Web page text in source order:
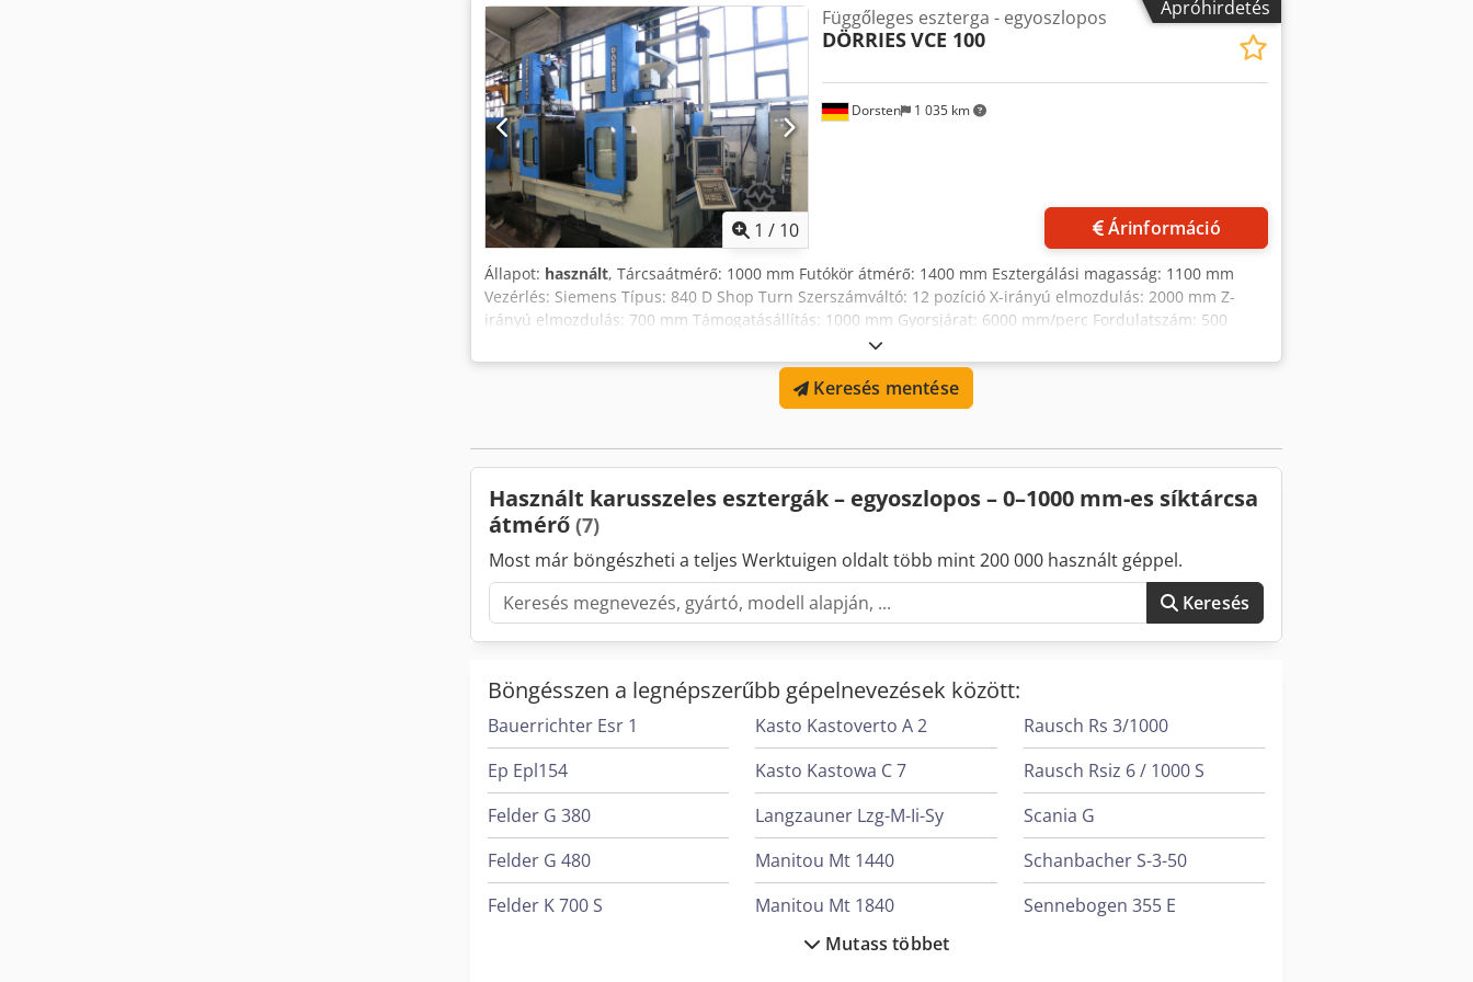
szerszámok Szögletes marófej szerszámtartó tár hűtőfolyadék-egység és forgácsszállító Chedovb Dcaopfx
Afwea *
Apróhirdetés
1 / 10
Dorsten 1 035 km
Függőleges eszterga - egyoszlopos
DÖRRIESVCE 100
Árinformáció
Állapot: használt, Tárcsaátmérő: 1000 mm Futókör átmérő: 1400 mm Esztergálási magasság: 1100 mm
Vezérlés: Siemens Típus: 840 D Shop Turn Szerszámváltó: 12 pozíció X-irányú elmozdulás: 2000 mm Z-
irányú elmozdulás: 700 mm Támogatásállítás: 1000 mm Gyorsjárat: 6000 mm/perc Fordulatszám: 500
ford./perc Teljes teljesítményigény: 62 kW K 234/50822 A gépet 2010-ben a Hering cégnél felújították
Siemens 840 Dsl Shop Turn vezérléssel A műszaki adatok a gyártó vagy az üzemeltető tájékoztatásai, ezért
számunkra kötelezettség nélküliek. A gép közben elkelhet; kizárólag az általános szerződési és értékesítési
feltételeink érvényesek. Rólunk Több mint 400 saját gép raktáron Több mint 15.000 m² raktárterület, 70 t
Hirsch csapata
Keresés mentése
Használt karusszeles esztergák – egyoszlopos – 0–1000 mm-es síktárcsa
átmérő (7)
Most már böngészheti a teljes Werktuigen oldalt több mint 200 000 használt géppel.
Keresés
Böngésszen a legnépszerűbb gépelnevezések között:
Bauerrichter Esr 1
Ep Epl154
Felder G 380
Felder G 480
Felder K 700 S
Kasto Kastoverto A 2
Kasto Kastowa C 7
Langzauner Lzg-M-Ii-Sy
Manitou Mt 1440
Manitou Mt 1840
Mercedes-Benz V
Rausch Rs 3/1000
Rausch Rsiz 6 / 1000 S
Scania G
Schanbacher S-3-50
Sennebogen 355 E
Mutass többet